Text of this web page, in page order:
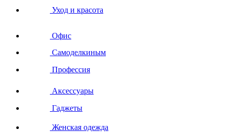
Уход и красота
Офис
Самоделкиным
Профессия
Аксессуары
Гаджеты
Женская одежда